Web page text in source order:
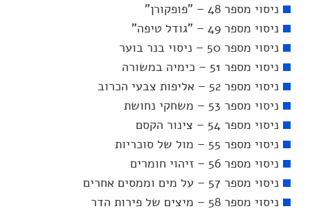
ניסוי מספר 48 – "פופקורן"
ניסוי מספר 49 – "גודל טיפה"
ניסוי מספר 50 – ניסוי בנר בוער
ניסוי מספר 51 – כימיה במשורה
ניסוי מספר 52 – אליפות צבעי הכרוב
ניסוי מספר 53 – משחקי נחושת
ניסוי מספר 54 – צינור הקסם
ניסוי מספר 55 – מול של סוכריות
ניסוי מספר 56 – זיהוי חומרים
ניסוי מספר 57 – על מים וממסים אחרים
ניסוי מספר 58 – מיצים של פירות הדר